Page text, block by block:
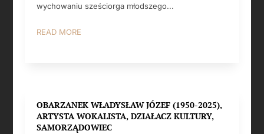
wychowaniu sześciorga młodszego...
READ MORE
OBARZANEK WŁADYSŁAW JÓZEF (1950-2025),
ARTYSTA WOKALISTA, DZIAŁACZ KULTURY,
SAMORZĄDOWIEC